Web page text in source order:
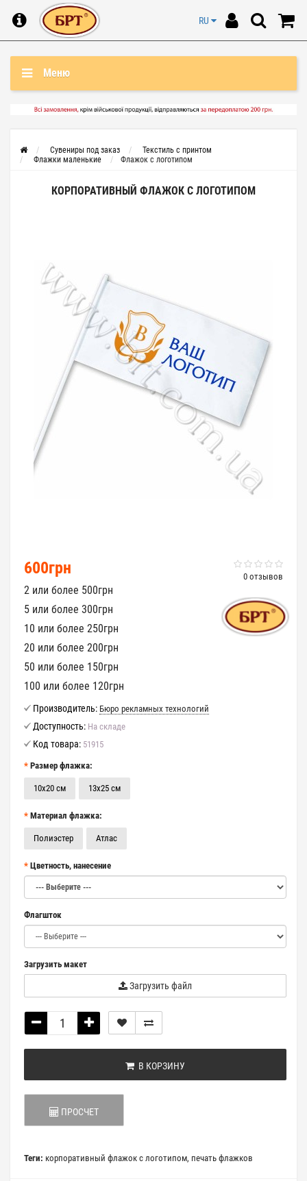
RU
Меню
Сувениры под заказ
Текстиль с принтом
Флажки маленькие
Флажок с логотипом
КОРПОРАТИВНЫЙ ФЛАЖОК С ЛОГОТИПОМ
0 отзывов
600грн
2 или более 500грн
5 или более 300грн
10 или более 250грн
20 или более 200грн
50 или более 150грн
100 или более 120грн
Производитель: Бюро рекламных технологий
Доступность: На складе
Код товара: 51915
Размер флажка:
10х20 см 13х25 см
Материал флажка:
Полиэстер Атлас
Цветность, нанесение
Флагшток
Загрузить макет
Загрузить файл
В КОРЗИНУ
ПРОСЧЕТ
Теги: корпоративный флажок с логотипом, печать флажков